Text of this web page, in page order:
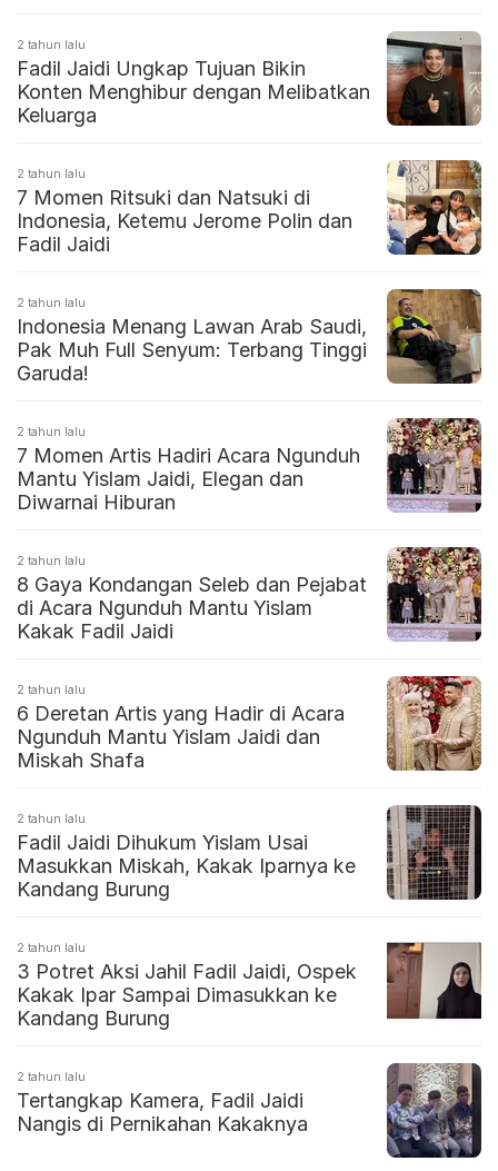
2 tahun lalu
Fadil Jaidi Ungkap Tujuan Bikin
Konten Menghibur dengan Melibatkan
Keluarga
2 tahun lalu
7 Momen Ritsuki dan Natsuki di
Indonesia, Ketemu Jerome Polin dan
Fadil Jaidi
2 tahun lalu
Indonesia Menang Lawan Arab Saudi,
Pak Muh Full Senyum: Terbang Tinggi
Garuda!
2 tahun lalu
7 Momen Artis Hadiri Acara Ngunduh
Mantu Yislam Jaidi, Elegan dan
Diwarnai Hiburan
2 tahun lalu
8 Gaya Kondangan Seleb dan Pejabat
di Acara Ngunduh Mantu Yislam
Kakak Fadil Jaidi
2 tahun lalu
6 Deretan Artis yang Hadir di Acara
Ngunduh Mantu Yislam Jaidi dan
Miskah Shafa
2 tahun lalu
Fadil Jaidi Dihukum Yislam Usai
Masukkan Miskah, Kakak Iparnya ke
Kandang Burung
2 tahun lalu
3 Potret Aksi Jahil Fadil Jaidi, Ospek
Kakak Ipar Sampai Dimasukkan ke
Kandang Burung
2 tahun lalu
Tertangkap Kamera, Fadil Jaidi
Nangis di Pernikahan Kakaknya